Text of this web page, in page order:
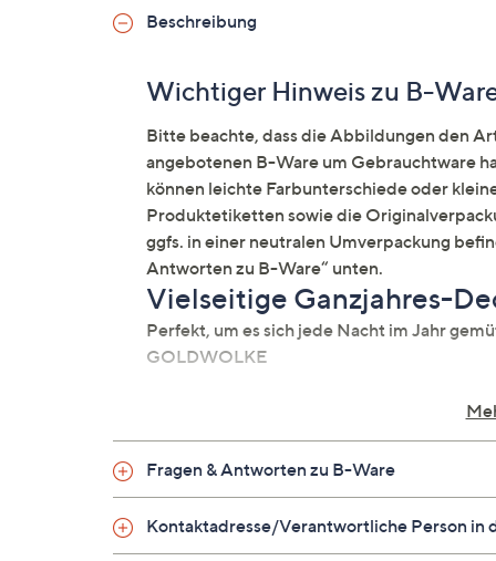
Beschreibung
Wichtiger Hinweis zu B-
Bitte beachte, dass die Abbildungen den
angebotenen B-Ware um Gebrauchtware
können leichte Farbunterschiede oder
Produktetiketten sowie die
ggfs. in einer neutralen Umverpackung
Antworten zu B-Ware“ unten.
Vielseitige Ganzjahres-
Perfekt, um es sich jede Nacht im Jahr
GOLDWOLKE
bestehend aus einer Sommerdecke
auch für Menschen mit Allergie
Fragen & Antworten zu B-Ware
Kontaktadresse/Verantwortliche Person in